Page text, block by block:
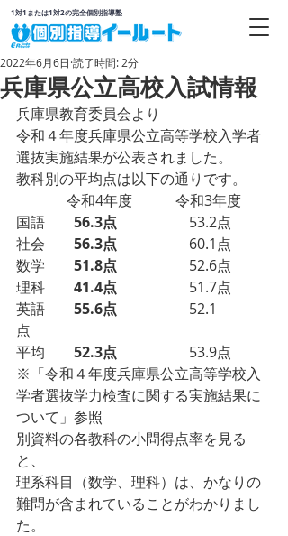
1対1または1対2の完全個別指導塾
兵庫県公立高校入試情報
2022年6月6日 読了時間: 2分
兵庫県教育委員会より
令和４年度兵庫県公立高等学校入学者
選抜実施結果が公表されました。
教科別の平均点は以下の通りです。
令和4年度　　　令和3年度
国語 56.3点 53.2点
社会 56.3点 60.1点
数学 51.8点 52.6点
理科 41.4点
51.7点
英語 55.6点 52.1
点
平均 52.3点 53.9点
※「令和４年度兵庫県公立高等学校入
学者選抜学力検査に関する実施結果に
ついて」参照
別資料の各教科の小問得点率を見る
と、
理系科目（数学、理科）は、かなりの
難問が含まれていることがわかりまし
た。